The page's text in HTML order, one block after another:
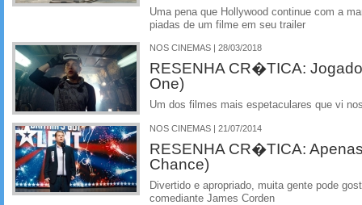
Uma pena que Hollywood continue com a
piadas de um filme em seu trailer
NOS CINEMAS | 28/03/2018
RESENHA CR�TICA:
One)
Um dos filmes mais espetaculares que vi
NOS CINEMAS | 21/07/2014
RESENHA CR�TICA:
Chance)
Divertido e apropriado, muita gente pode
comediante James Corden